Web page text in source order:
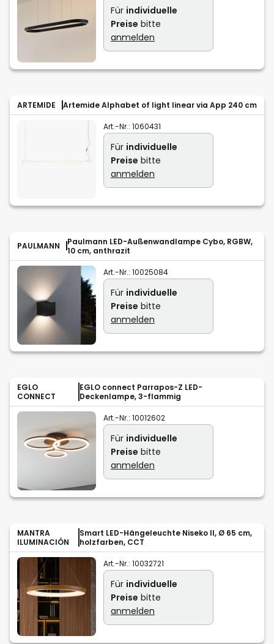
Für individuelle
Preise bitte
anmelden
ARTEMIDE Artemide Alphabet of light linear via App 240 cm
Art.-Nr.: 1060431
Für individuelle
Preise bitte
anmelden
PAULMANN
Paulmann LED-Außenwandlampe Cybo, RGBW,
10 cm, anthrazit
Art.-Nr.: 10025084
Für individuelle
Preise bitte
anmelden
EGLO
CONNECT
EGLO connect Parrapos-Z LED-
Deckenlampe, 3-flammig
Art.-Nr.: 10012602
Für individuelle
Preise bitte
anmelden
MANTRA
ILUMINACIÓN
Smart LED-Hängeleuchte Niseko II, Ø 65 cm,
holzfarben, CCT
Art.-Nr.: 10032721
Für individuelle
Preise bitte
anmelden